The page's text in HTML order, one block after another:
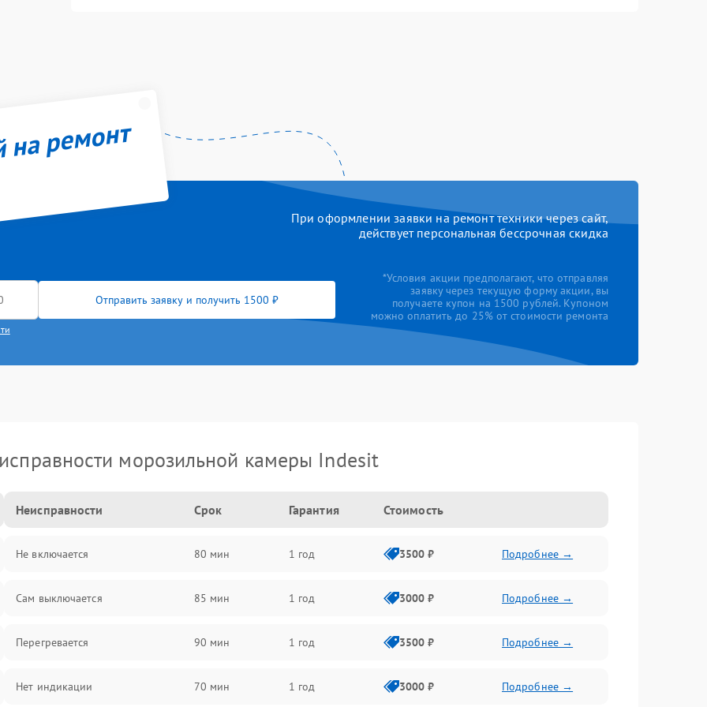
ремонт
При оформлении заявки на ремонт техники через сайт,
действует персональная бессрочная скидка
Отправить заявку и получить 1500 ₽
*Условия акции предполагают, что отправляя
заявку через текущую форму акции, вы
получаете купон на 1500 рублей. Купоном
можно оплатить до 25% от стоимости ремонта
морозильной камеры Indesit
Неисправности Срок Гарантия Стоимость
Не включается 80 мин 1 год 3500 ₽ Подробнее →
Сам выключается 85 мин 1 год 3000 ₽ Подробнее →
Перегревается 90 мин 1 год 3500 ₽ Подробнее →
Нет индикации 70 мин 1 год 3000 ₽ Подробнее →